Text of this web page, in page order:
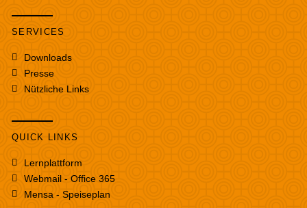
SERVICES
Downloads
Presse
Nützliche Links
QUICK LINKS
Lernplattform
Webmail - Office 365
Mensa - Speiseplan